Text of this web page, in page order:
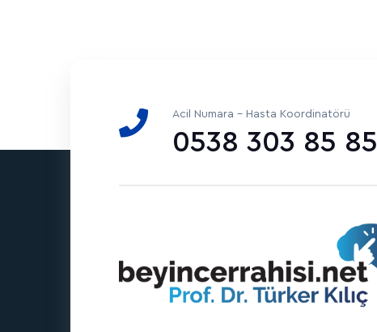
Acil Numara - Hasta Koordinatörü
0538 303 85 85